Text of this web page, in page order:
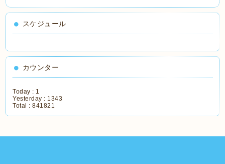
スケジュール
カウンター
Today : 1
Yesterday : 1343
Total :841821